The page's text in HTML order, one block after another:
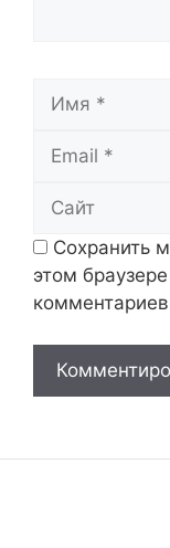
Сохранить
этом